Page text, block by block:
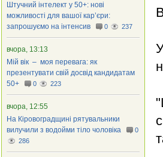
Штучний інтелект у 50+: нові
можливості для вашої кар’єри:
запрошуємо на інтенсив
0 237
вчора, 13:13
Мій вік – моя перевага: як
презентувати свій досвід кандидатам
50+
0 223
вчора, 12:55
На Кіровоградщині рятувальники
вилучили з водойми тіло чоловіка
0
286